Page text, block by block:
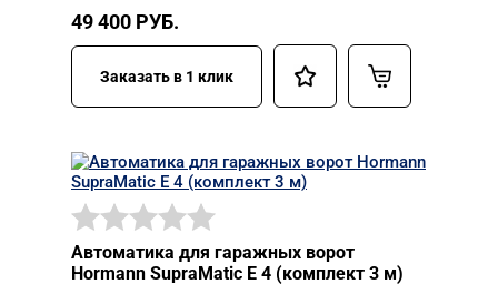
49 400 РУБ.
Заказать в 1 клик
Автоматика для гаражных ворот
Hormann SupraMatic E 4 (комплект 3 м)